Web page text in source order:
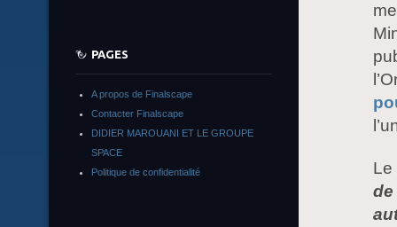
Le
de
PAGES
A propos de Finalscape
Contacter Finalscape
DIDIER MAROUANI ET LE GROUPE
SPACE
Politique de confidentialité